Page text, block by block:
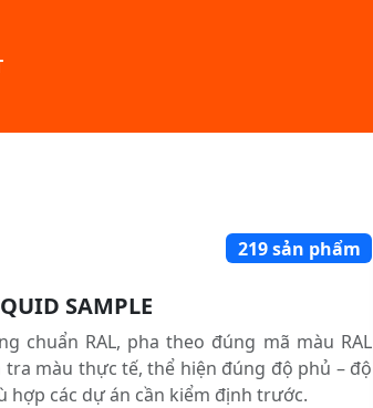
219 sản phẩm
SAMPLE
chuẩn RAL, pha theo đúng mã màu RAL
màu thực tế, thể hiện đúng độ phủ – độ
hợp các dự án cần kiểm định trước.